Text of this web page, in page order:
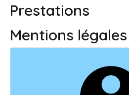
Prestations
Mentions légales